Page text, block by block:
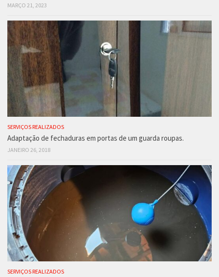
MARÇO 21, 2023
SERVIÇOS REALIZADOS
Adaptação de fechaduras em portas de um guarda roupas.
JANEIRO 26, 2018
SERVIÇOS REALIZADOS